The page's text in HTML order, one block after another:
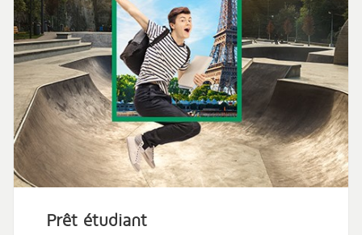
Prêt étudiant